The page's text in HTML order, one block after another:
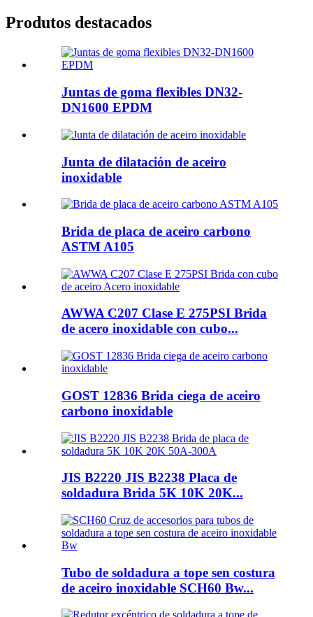
Produtos destacados
Juntas de goma flexibles DN32-
DN1600 EPDM
Junta de dilatación de aceiro
inoxidable
Brida de placa de aceiro carbono
ASTM A105
AWWA C207 Clase E 275PSI Brida
de acero inoxidable con cubo...
GOST 12836 Brida ciega de aceiro
carbono inoxidable
JIS B2220 JIS B2238 Placa de
soldadura Brida 5K 10K 20K...
Tubo de soldadura a tope sen costura
de aceiro inoxidable SCH60 Bw...